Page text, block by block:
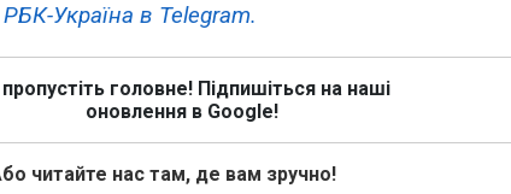
РБК-Україна в Telegram.
головне! Підпишіться на наші
оновлення в Google!
читайте нас там, де вам зручно!